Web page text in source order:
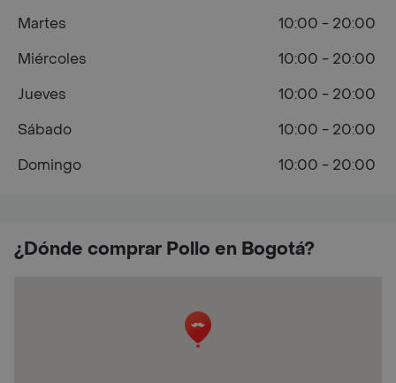
¿Dónde comprar Pollo en Bogotá?
Martes
10:00 - 20:00
Miércoles
10:00 - 20:00
Jueves
10:00 - 20:00
Sábado
10:00 - 20:00
Domingo
10:00 - 20:00